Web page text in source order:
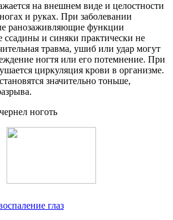
на внешнем виде и целостности
и руках. При заболевании
ранозаживляющие функции
ссадины и синяки практически не
травма, ушиб или удар могут
ногтя или его потемнение. При
циркуляция крови в организме.
значительно тоньше,
глаз